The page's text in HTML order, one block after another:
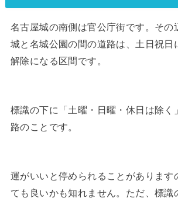
名古屋城の南側は官公庁街です。その
城と名城公園の間の道路は、土日祝日
解除になる区間です。
標識の下に「土曜・日曜・休日は除く
路のことです。
運がいいと停められることがあります
ても良いかも知れません。ただ、標識